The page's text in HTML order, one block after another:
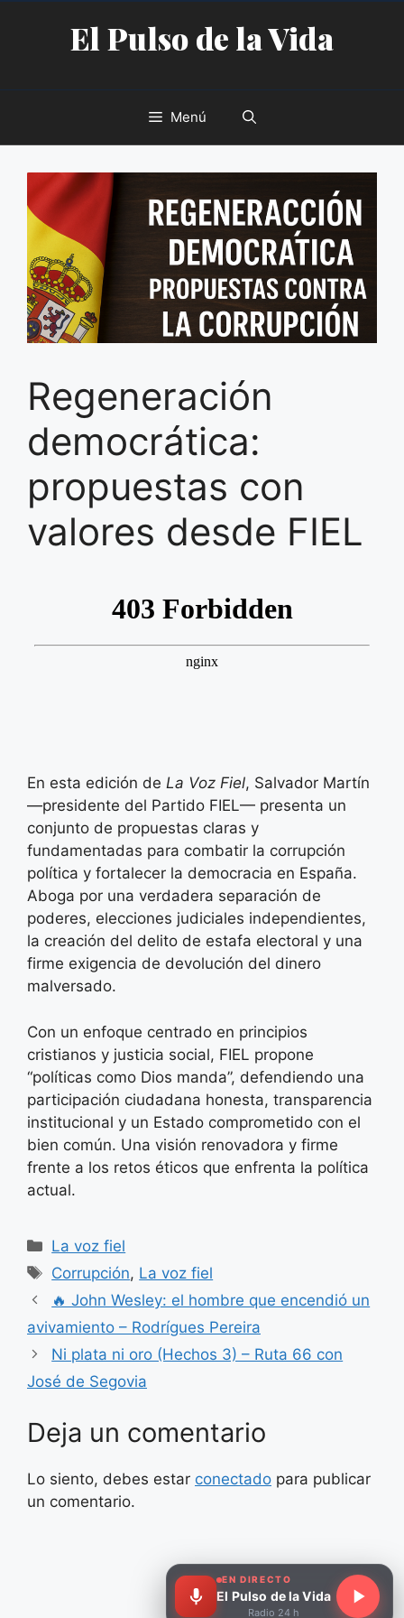
contenidoEl Pulso de la Vida
EN DIRECTO
El Pulso de la Vida
Radio 24 h
Menú
Regeneración
democrática:
propuestas con
valores desde FIEL
En esta edición de La Voz Fiel, Salvador Martín
—presidente del Partido FIEL— presenta un
conjunto de propuestas claras y
fundamentadas para combatir la corrupción
política y fortalecer la democracia en España.
Aboga por una verdadera separación de
poderes, elecciones judiciales independientes,
la creación del delito de estafa electoral y una
firme exigencia de devolución del dinero
malversado.
Con un enfoque centrado en principios
cristianos y justicia social, FIEL propone
“políticas como Dios manda”, defendiendo una
participación ciudadana honesta, transparencia
institucional y un Estado comprometido con el
bien común. Una visión renovadora y firme
frente a los retos éticos que enfrenta la política
actual.
Categorías
La voz fiel
Etiquetas
Corrupción, La voz fiel
🔥 John Wesley: el hombre que encendió un
avivamiento – Rodrígues Pereira
Ni plata ni oro (Hechos 3) – Ruta 66 con
José de Segovia
Deja un comentario
Lo siento, debes estar conectado para publicar
un comentario.